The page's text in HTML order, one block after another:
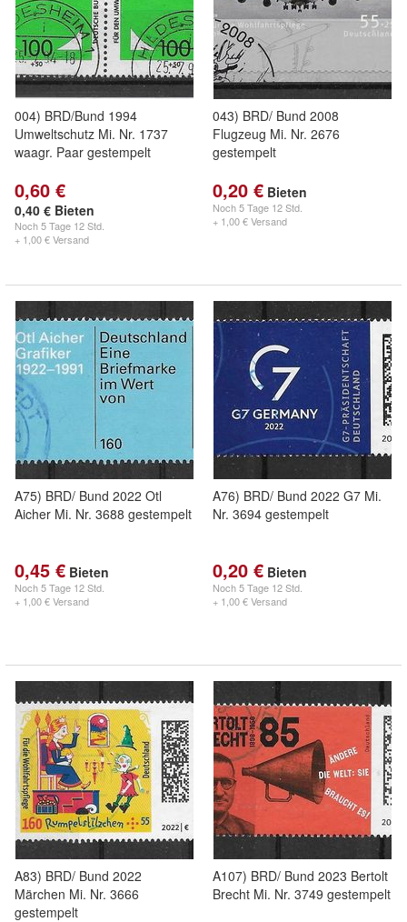
004) BRD/Bund 1994
Umweltschutz Mi. Nr. 1737
waagr. Paar gestempelt
0,60 €
0,40 € Bieten
Noch5 Tage 12 Std.
+ 1,00 € Versand
043) BRD/ Bund 2008
Flugzeug Mi. Nr. 2676
gestempelt
0,20 € Bieten
Noch5 Tage 12 Std.
+ 1,00 € Versand
A75) BRD/ Bund 2022 Otl
Aicher Mi. Nr. 3688 gestempelt
0,45 € Bieten
Noch5 Tage 12 Std.
+ 1,00 € Versand
A76) BRD/ Bund 2022 G7 Mi.
Nr. 3694 gestempelt
0,20 € Bieten
Noch5 Tage 12 Std.
+ 1,00 € Versand
A83) BRD/ Bund 2022
Märchen Mi. Nr. 3666
gestempelt
A107) BRD/ Bund 2023 Bertolt
Brecht Mi. Nr. 3749 gestempelt